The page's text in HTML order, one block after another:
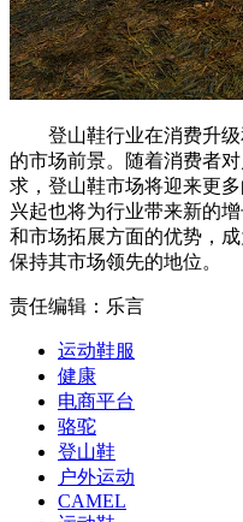
登山鞋行业在消费升级
的市场前景。随着消费者
求，登山鞋市场将迎来更
兴起也将为行业带来新的
和市场拓展方面的优势，
保持其市场领先的地位。
责任编辑：乐言
运动鞋服
健康
电商平台
骆驼
登山鞋
户外运动
CAMEL